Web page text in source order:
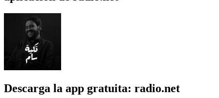
Descarga la app gratuita: radio.net